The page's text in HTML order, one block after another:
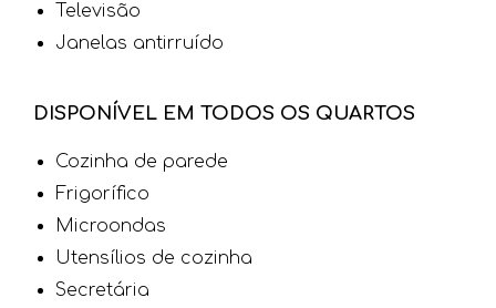
Televisão
Janelas antirruído
DISPONÍVEL EM TODOS OS QUARTOS
Cozinha de parede
Frigorífico
Microondas
Utensílios de cozinha
Secretária